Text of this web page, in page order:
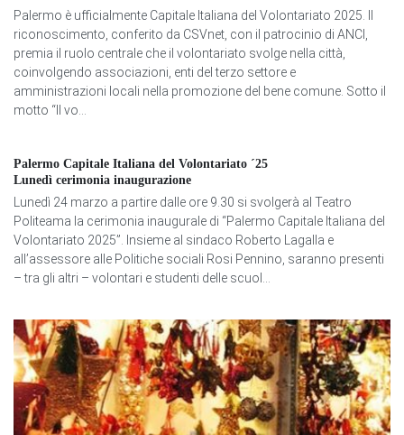
Palermo è ufficialmente Capitale Italiana del Volontariato 2025. Il
riconoscimento, conferito da CSVnet, con il patrocinio di ANCI,
premia il ruolo centrale che il volontariato svolge nella città,
coinvolgendo associazioni, enti del terzo settore e
amministrazioni locali nella promozione del bene comune. Sotto il
motto “Il vo...
Palermo Capitale Italiana del Volontariato ´25
Lunedì cerimonia inaugurazione
Lunedì 24 marzo a partire dalle ore 9.30 si svolgerà al Teatro
Politeama la cerimonia inaugurale di “Palermo Capitale Italiana del
Volontariato 2025”. Insieme al sindaco Roberto Lagalla e
all’assessore alle Politiche sociali Rosi Pennino, saranno presenti
– tra gli altri – volontari e studenti delle scuol...